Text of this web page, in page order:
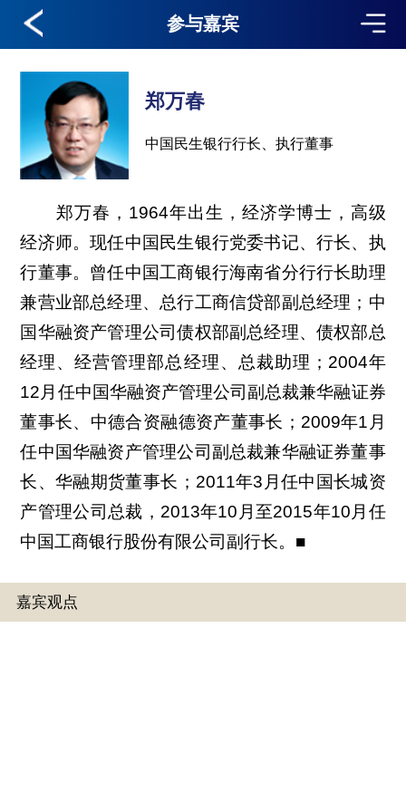
参与嘉宾
郑万春
中国民生银行行长、执行董事
郑万春，1964年出生，经济学博士，高级
经济师。现任中国民生银行党委书记、行长、执
行董事。曾任中国工商银行海南省分行行长助理
兼营业部总经理、总行工商信贷部副总经理；中
国华融资产管理公司债权部副总经理、债权部总
经理、经营管理部总经理、总裁助理；2004年
12月任中国华融资产管理公司副总裁兼华融证券
董事长、中德合资融德资产董事长；2009年1月
任中国华融资产管理公司副总裁兼华融证券董事
长、华融期货董事长；2011年3月任中国长城资
产管理公司总裁，2013年10月至2015年10月任
中国工商银行股份有限公司副行长。■
嘉宾观点